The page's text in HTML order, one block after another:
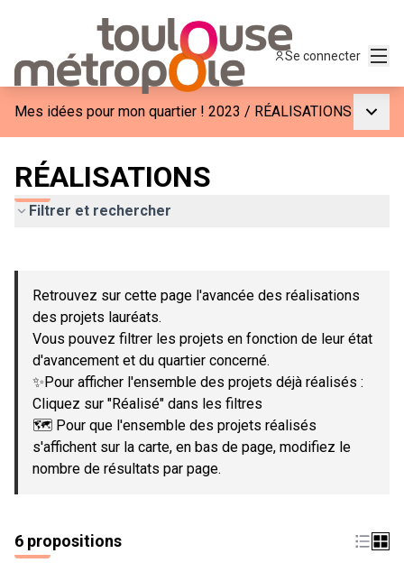
Se connecter
Mes idées pour mon quartier ! 2023 / RÉALISATIONS
RÉALISATIONS
Filtrer et rechercher
−
Retrouvez sur cette page l'avancée des réalisations
des projets lauréats.
Vous pouvez filtrer les projets en fonction de leur état
d'avancement et du quartier concerné.
✨Pour afficher l'ensemble des projets déjà réalisés :
Cliquez sur "Réalisé" dans les filtres
🗺️ Pour que l'ensemble des projets réalisés
s'affichent sur la carte, en bas de page, modifiez le
nombre de résultats par page.
6 propositions